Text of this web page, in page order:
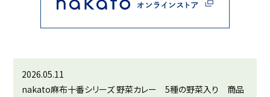
2026.05.11
nakato麻布十番シリーズ 野菜カレー 5種の野菜入り 商品